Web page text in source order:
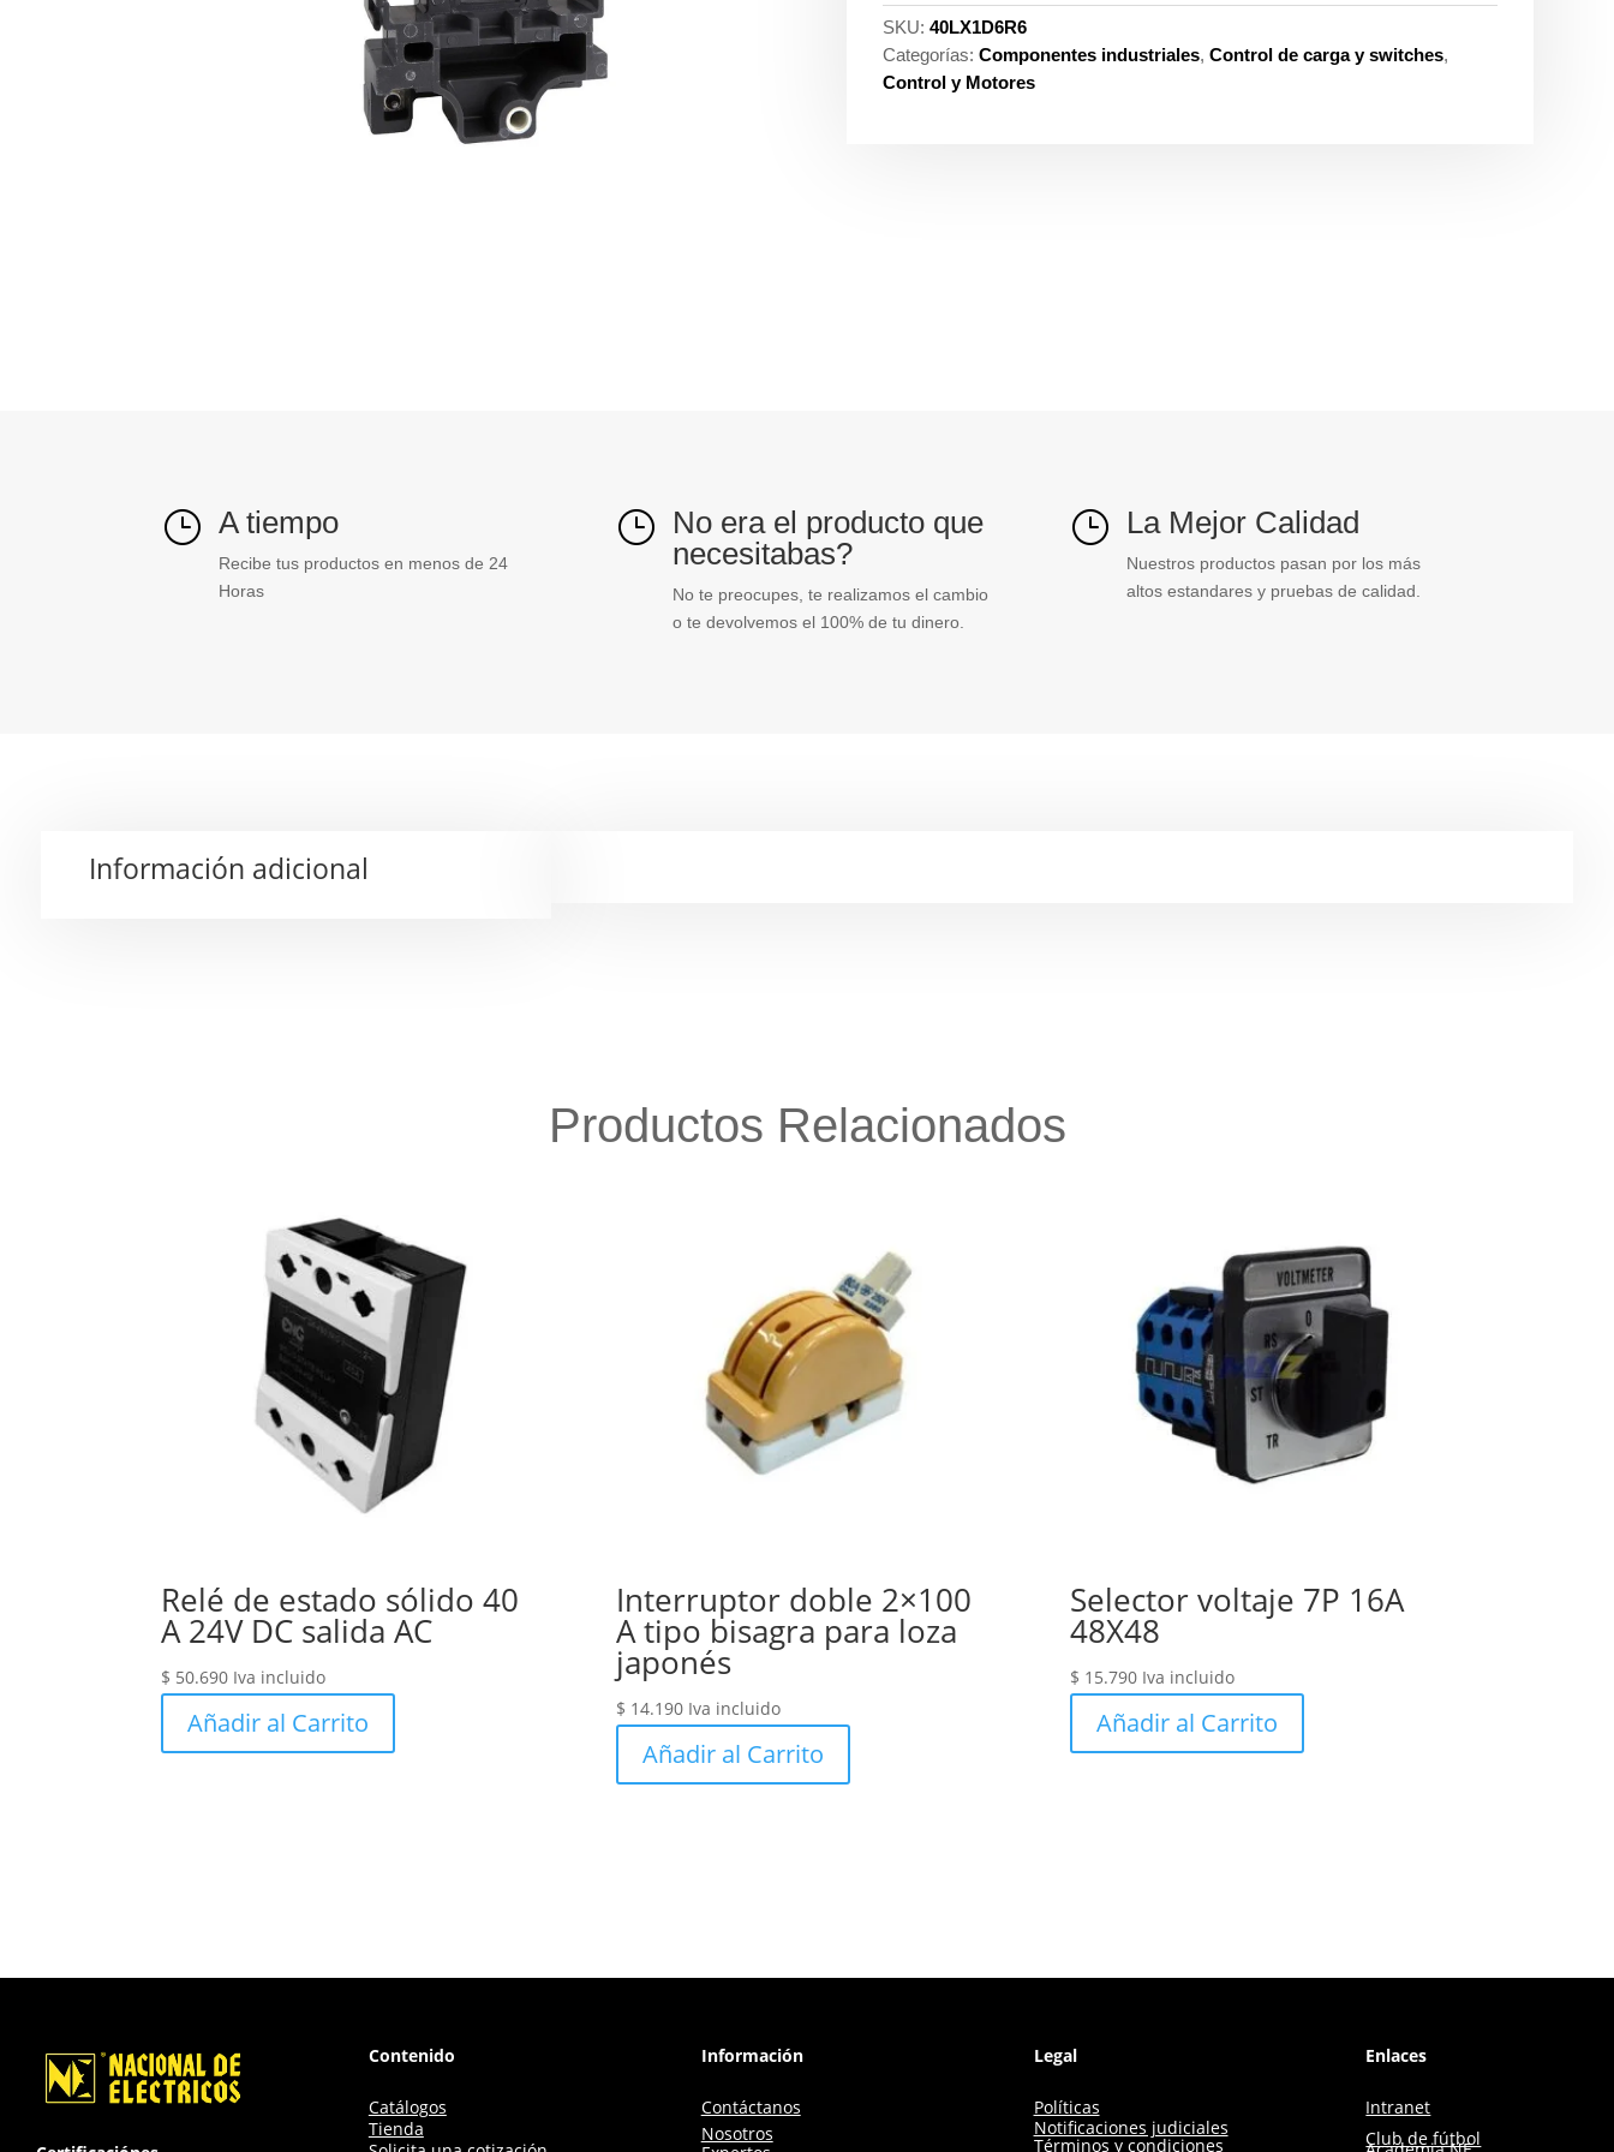
SKU:40LX1D6R6
Categorías:Componentes industriales,Control de carga y switches,
Control y Motores
} A tiempo
Recibe tus productos en menos de 24
Horas
} No era el producto que
necesitabas?
No te preocupes, te realizamos el cambio
o te devolvemos el 100% de tu dinero.
} La Mejor Calidad
Nuestros productos pasan por los más
altos estandares y pruebas de calidad.
Información adicional
Productos Relacionados
Relé de estado sólido 40
A 24V DC salida AC
$ 50.690 Iva incluido
Añadir al Carrito
Interruptor doble 2×100
A tipo bisagra para loza
japonés
$ 14.190 Iva incluido
Añadir al Carrito
Selector voltaje 7P 16A
48X48
$ 15.790 Iva incluido
Añadir al Carrito
Contenido
Catálogos
Tienda
Información
Contáctanos
Nosotros
Legal
Políticas
Notificaciones judiciales
Términos y condiciones
Enlaces
Intranet
Club de fútbol